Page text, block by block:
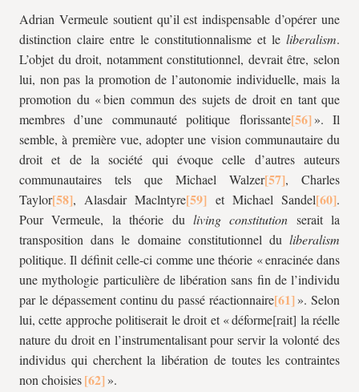
Adrian Vermeule soutient qu’il est indispensable d’opérer une
distinction claire entre le constitutionnalisme et le liberalism.
L’objet du droit, notamment constitutionnel, devrait être, selon
lui, non pas la promotion de l’autonomie individuelle, mais la
promotion du « bien commun des sujets de droit en tant que
membres d’une communauté politique florissante
». Il
semble, à première vue, adopter une vision communautaire du
droit et de la société qui évoque celle d’autres auteurs
communautaires tels que Michael Walzer
, Charles
Taylor
, Alasdair Maclntyre et Michael Sandel
.
Pour Vermeule, la théorie du living constitution serait la
transposition dans le domaine constitutionnel du liberalism
politique. Il définit celle-ci comme une théorie « enracinée dans
une mythologie particulière de libération sans fin de l’individu
par le dépassement continu du passé réactionnaire
». Selon
lui, cette approche politiserait le droit et « déforme[rait] la réelle
nature du droit en l’instrumentalisant pour servir la volonté des
individus qui cherchent la libération de toutes les contraintes
non choisies
».